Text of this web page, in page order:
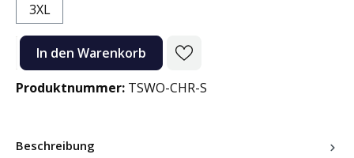
3XL
Produkt Anzahl: Gib den gewünschten Wert ein oder benutze die
In den Warenkorb
Produktnummer: TSWO-CHR-S
Beschreibung